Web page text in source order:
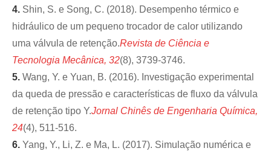
4. Shin, S. e Song, C. (2018). Desempenho térmico e
hidráulico de um pequeno trocador de calor utilizando
uma válvula de retenção.Revista de Ciência e
Tecnologia Mecânica, 32(8), 3739-3746.
5. Wang, Y. e Yuan, B. (2016). Investigação experimental
da queda de pressão e características de fluxo da válvula
de retenção tipo Y.Jornal Chinês de Engenharia Química,
24(4), 511-516.
6. Yang, Y., Li, Z. e Ma, L. (2017). Simulação numérica e